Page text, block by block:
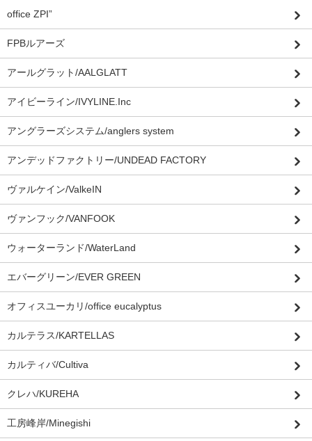
office ZPI”
FPBルアーズ
アールグラット/AALGLATT
アイビーライン/IVYLINE.Inc
アングラーズシステム/anglers system
アンデッドファクトリー/UNDEAD FACTORY
ヴァルケイン/ValkeIN
ヴァンフック/VANFOOK
ウォーターランド/WaterLand
エバーグリーン/EVER GREEN
オフィスユーカリ/office eucalyptus
カルテラス/KARTELLAS
カルティバ/Cultiva
クレハ/KUREHA
工房峰岸/Minegishi